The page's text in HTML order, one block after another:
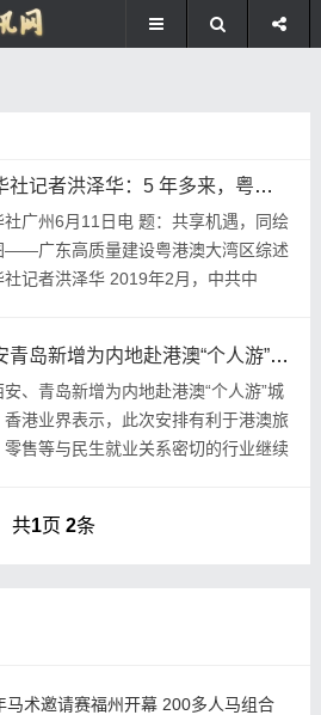
新华社记者洪泽华：5 年多来，粤港澳大湾区建设成果丰硕
社广州6月11日电 题：共享机遇，同绘
——广东高质量建设粤港澳大湾区综述
社记者洪泽华 2019年2月，中共中
西安青岛新增为内地赴港澳“个人游”城市
安、青岛新增为内地赴港澳“个人游”城
香港业界表示，此次安排有利于港澳旅
零售等与民生就业关系密切的行业继续
。...
共1页 2条
马术邀请赛福州开幕 200多人马组合